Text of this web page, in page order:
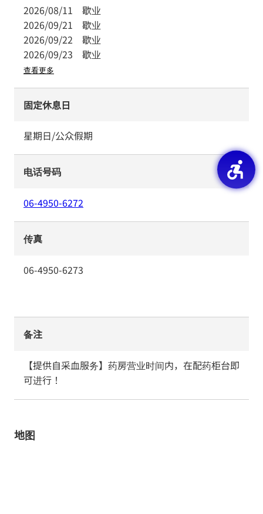
2026/08/11 歇业
2026/09/21 歇业
2026/09/22 歇业
2026/09/23 歇业
查看更多
固定休息日
星期日/公众假期
电话号码
06-4950-6272
传真
06-4950-6273
备注
【提供自采血服务】药房营业时间内，在配药柜台即
可进行！
地图